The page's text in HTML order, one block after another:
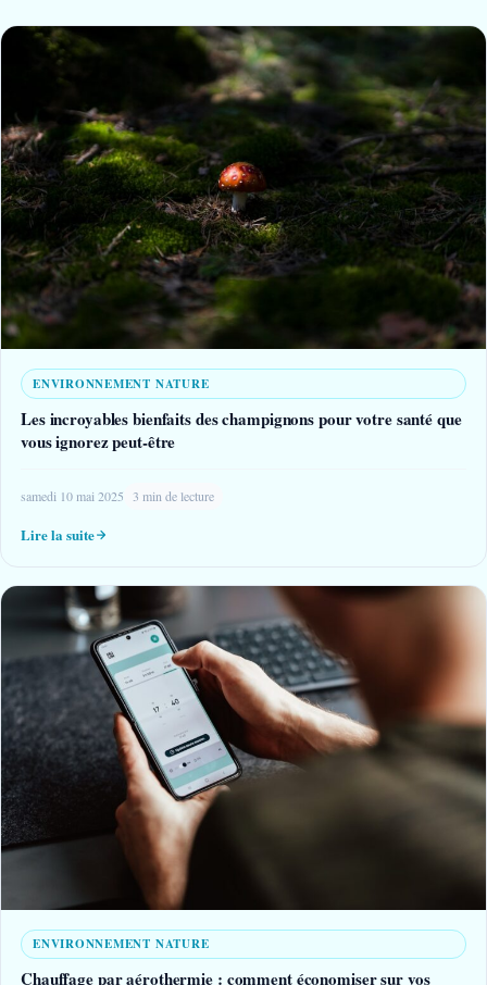
ENVIRONNEMENT NATURE
Les incroyables bienfaits des champignons pour votre santé que
vous ignorez peut-être
samedi 10 mai 2025 3 min de lecture
Lire la suite
ENVIRONNEMENT NATURE
Chauffage par aérothermie : comment économiser sur vos